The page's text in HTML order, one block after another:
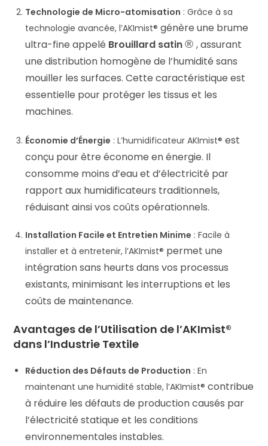
Technologie de Micro-atomisation : Grâce à sa
technologie avancée, l’AKImist® génère une brume
ultra-fine appelé Brouillard satin ® , assurant
une distribution homogène de l’humidité sans
mouiller les surfaces. Cette caractéristique est
essentielle pour protéger les tissus et les
machines.
Économie d’Énergie : L’humidificateurAKImist® est
conçu pour être économe en énergie. Il
consomme moins d’eau et d’électricité par
rapport aux humidificateurs traditionnels,
réduisant ainsi vos coûts opérationnels.
Installation Facile et Entretien Minime : Facile à
installer et à entretenir, l’AKImist® permet une
intégration sans heurts dans vos processus
existants, minimisant les interruptions et les
coûts de maintenance.
Avantages de l’Utilisation de l’AKImist®
dans l’Industrie Textile
Réduction des Défauts de Production : En
maintenant une humidité stable, l’AKImist® contribue
à réduire les défauts de production causés par
l’électricité statique et les conditions
environnementales instables.